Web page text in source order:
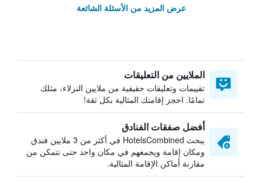
عرض المزيد من الأسئلة الشائعة
الملايين من التعليقات
تقييمات وتعليقات حقيقية من ملايين النزلاء، مثلك
تمامًا. احجز إقامتك المثالية بكل ثقة!
أفضل صفقات الفنادق
يبحث HotelsCombined في أكثر من 3 ملايين فندق
ومكان إقامة ويجمعهم في مكان واحد حتى تتمكن من
مقارنة أماكن الإقامة المثالية.